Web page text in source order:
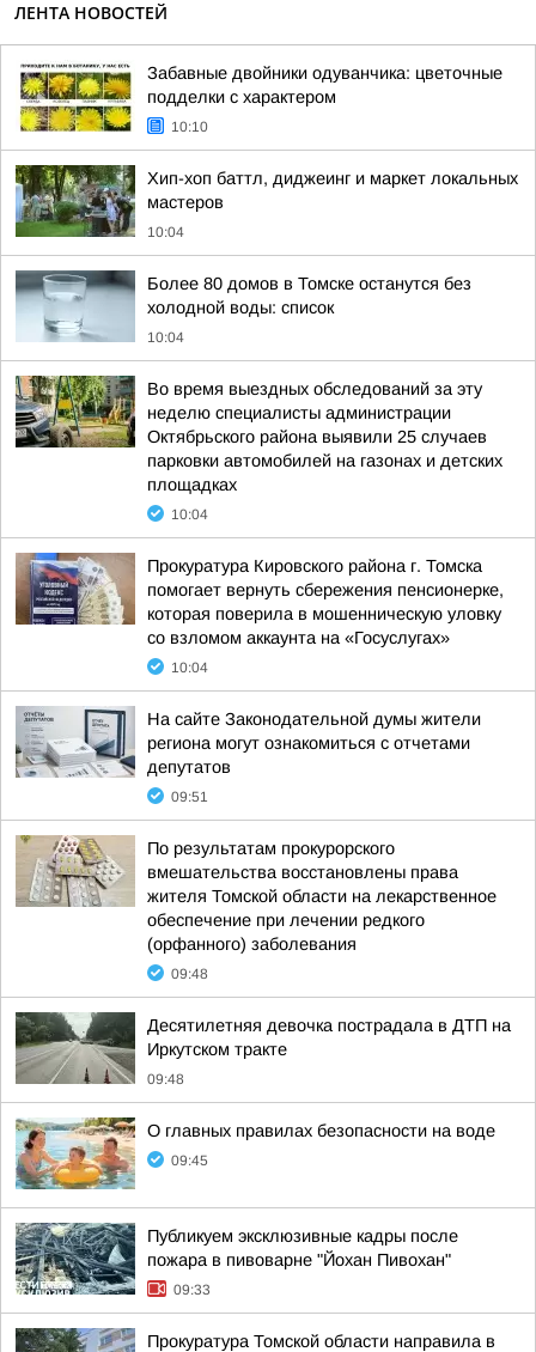
ЛЕНТА НОВОСТЕЙ
Забавные двойники одуванчика: цветочные
подделки с характером
10:10
Хип-хоп баттл, диджеинг и маркет локальных
мастеров
10:04
Более 80 домов в Томске останутся без
холодной воды: список
10:04
Во время выездных обследований за эту
неделю специалисты администрации
Октябрьского района выявили 25 случаев
парковки автомобилей на газонах и детских
площадках
10:04
Прокуратура Кировского района г. Томска
помогает вернуть сбережения пенсионерке,
которая поверила в мошенническую уловку
со взломом аккаунта на «Госуслугах»
10:04
На сайте Законодательной думы жители
региона могут ознакомиться с отчетами
депутатов
09:51
По результатам прокурорского
вмешательства восстановлены права
жителя Томской области на лекарственное
обеспечение при лечении редкого
(орфанного) заболевания
09:48
Десятилетняя девочка пострадала в ДТП на
Иркутском тракте
09:48
О главных правилах безопасности на воде
09:45
Публикуем эксклюзивные кадры после
пожара в пивоварне "Йохан Пивохан"
09:33
Прокуратура Томской области направила в